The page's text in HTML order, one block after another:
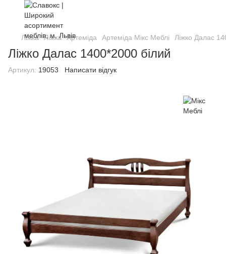
Ліжка Ліжка Артеміда Артеміда Мікс Меблі Ліжко Далас
Ліжко Далас 1400*2000 білий
Артикул: 19053 Написати відгук